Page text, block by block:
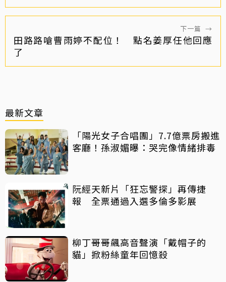
下一篇 →
田路路嗆曹雨婷不配位！ 點名姜厚任他回應
了
最新文章
「陽光女子合唱團」7.7億票房搬進
客廳！孫淑媚曝：哭完像情緒排毒
阮經天新片「狂忘警探」再傳捷
報 全票通過入選多倫多影展
柳丁哥哥飆高音聲演「戴帽子的
貓」掀粉絲童年回憶殺